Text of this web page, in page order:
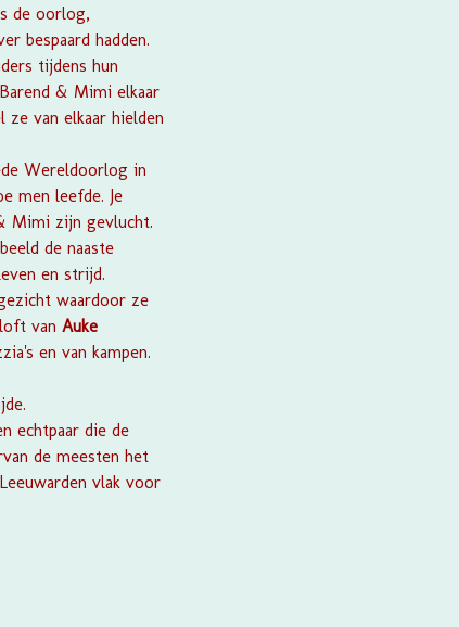
de oorlog,
bespaard hadden.
tijdens hun
& Mimi elkaar
ze van elkaar hielden
Wereldoorlog in
men leefde. Je
Mimi zijn gevlucht.
de naaste
en strijd.
waardoor ze
van Auke
en van kampen.
echtpaar die de
de meesten het
vlak voor